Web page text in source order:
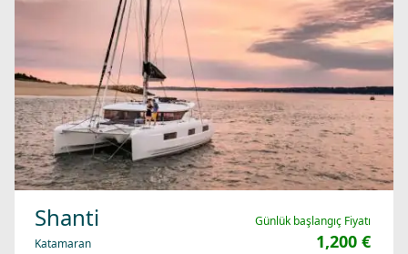
Shanti
Katamaran
Günlük başlangıç Fiyatı
1,200 €